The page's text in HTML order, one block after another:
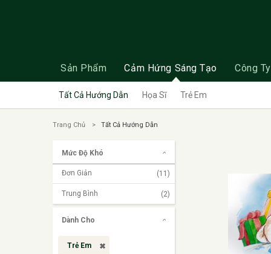
Sản Phẩm Cảm Hứng Sáng Tạo Công Ty
Tất Cả Hướng Dẫn Họa Sĩ Trẻ Em
Trang Chủ Tất Cả Hướng Dẫn
Mức Độ Khó
Đơn Giản (11)
Trung Bình (2)
Dành Cho
Trẻ Em